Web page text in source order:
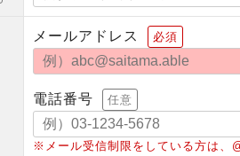
メールアドレス 必須
電話番号 任意
※メール受信制限をしている方は、